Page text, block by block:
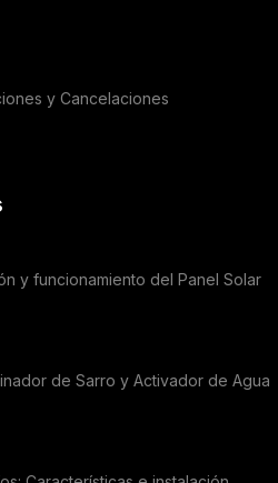
y Cancelaciones
y funcionamiento del Panel Solar
de Sarro y Activador de Agua